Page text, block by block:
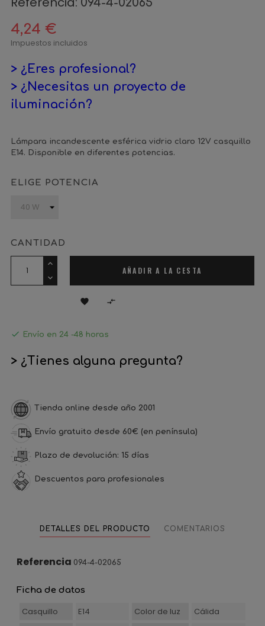
4,24 €
Impuestos incluidos
> ¿Eres profesional?
> ¿Necesitas un proyecto de
iluminación?
Lámpara incandescente esférica vidrio claro 12V casquillo
E14. Disponible en diferentes potencias.
ELIGE POTENCIA
CANTIDAD
AÑADIR A LA CESTA
 
 Envío en 24 -48 horas
> ¿Tienes alguna pregunta?
Tienda online desde año 2001
Envío gratuito desde 60€ (en península)
Plazo de devolución: 15 días
Descuentos para profesionales
DETALLES DEL PRODUCTO COMENTARIOS
Referencia 094-4-02065
Ficha de datos
Casquillo E14 Color de luz
Cálida